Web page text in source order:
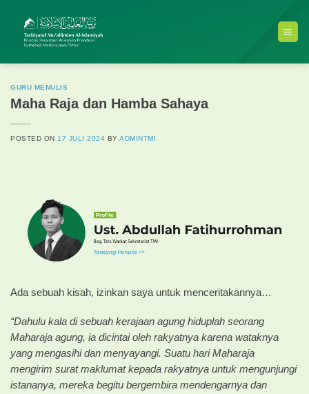
content
GURU MENULIS
Maha Raja dan Hamba Sahaya
POSTED ON 17 JULI 2024 BYADMINTMI
Ada sebuah kisah, izinkan saya untuk menceritakannya…
“Dahulu kala di sebuah kerajaan agung hiduplah seorang
Maharaja agung, ia dicintai oleh rakyatnya karena wataknya
yang mengasihi dan menyayangi. Suatu hari Maharaja
mengirim surat maklumat kepada rakyatnya untuk mengunjungi
istananya, mereka begitu bergembira mendengarnya dan